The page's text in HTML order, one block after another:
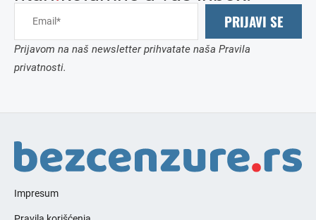
PRIJAVI SE
Prijavom na naš newsletter prihvatate naša Pravila
privatnosti.
Impresum